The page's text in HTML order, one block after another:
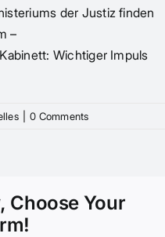
der Justiz finden
–
Wichtiger Impuls
0 Comments
Choose Your